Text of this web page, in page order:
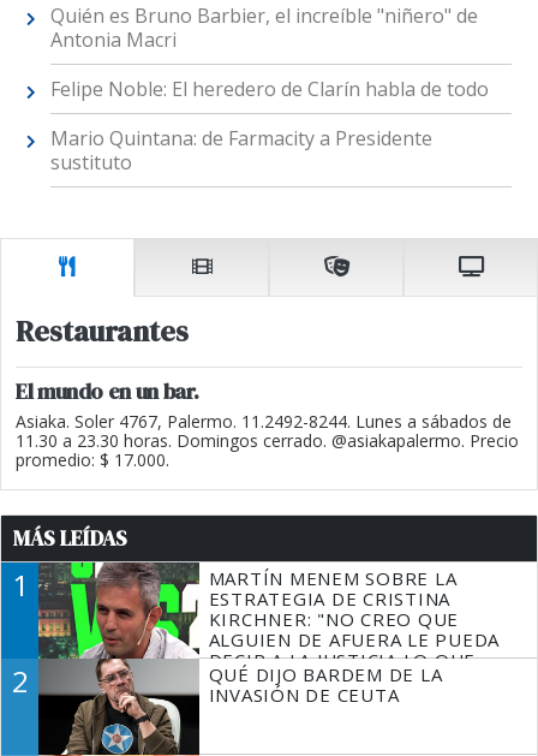
Quién es Bruno Barbier, el increíble "niñero" de
Antonia Macri
Felipe Noble: El heredero de Clarín habla de todo
Mario Quintana: de Farmacity a Presidente
sustituto
Restaurantes
El mundo en un bar.
Asiaka. Soler 4767, Palermo. 11.2492-8244. Lunes a sábados de
11.30 a 23.30 horas. Domingos cerrado. @asiakapalermo. Precio
promedio: $ 17.000.
MÁS LEÍDAS
1
MARTÍN MENEM SOBRE LA
ESTRATEGIA DE CRISTINA
KIRCHNER: "NO CREO QUE
ALGUIEN DE AFUERA LE PUEDA
DECIR A LA JUSTICIA LO QUE
TIENE QUE HACER"
2
QUÉ DIJO BARDEM DE LA
INVASIÓN DE CEUTA